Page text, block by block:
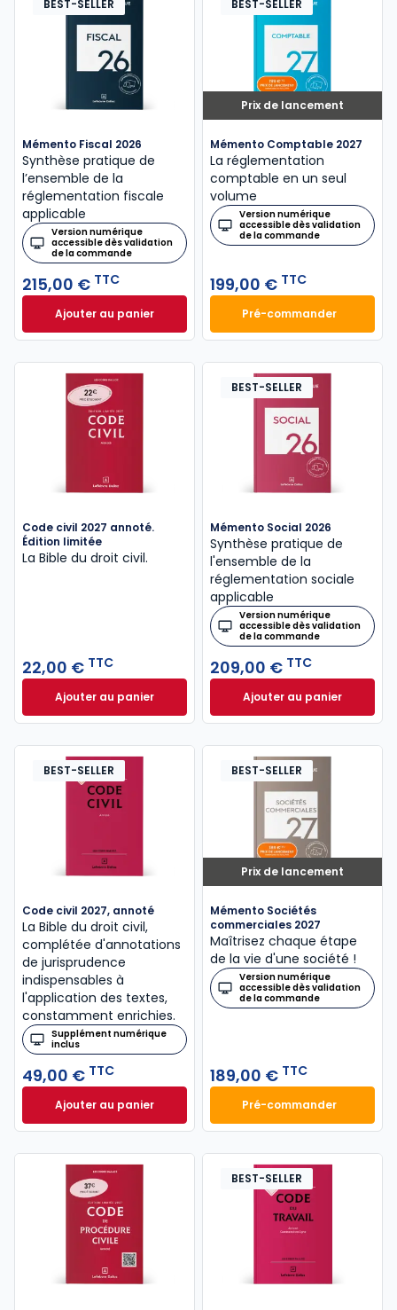
BEST-SELLER
Mémento Fiscal 2026
Synthèse pratique de
l’ensemble de la
réglementation fiscale
applicable
Version numérique
accessible dès validation
de la commande
215,00 € TTC
Ajouter au panierMémento Fiscal 2026 à 215,00 € TTC
Prix de lancement
BEST-SELLER
Mémento Comptable 2027
La réglementation
comptable en un seul
volume
Version numérique
accessible dès validation
de la commande
199,00 € TTC
Pré-commander
Mémento
Code civil 2027 annoté.
Édition limitée
La Bible du droit civil.
22,00 € TTC
Ajouter au panierCode civil 2027 annoté. Édition limitée à 22,00 € TTC
BEST-SELLER
Mémento Social 2026
Synthèse pratique de
l'ensemble de la
réglementation sociale
applicable
Version numérique
accessible dès validation
de la commande
209,00 € TTC
Ajouter au panier
Mémento Social
BEST-SELLER
Code civil 2027, annoté
La Bible du droit civil,
complétée d'annotations
de jurisprudence
indispensables à
l'application des textes,
constamment enrichies.
Supplément numérique
inclus
49,00 € TTC
Ajouter au panierCode civil 2027, annoté à 49,00 € TTC
Prix de lancement
BEST-SELLER
Mémento Sociétés
commerciales 2027
Maîtrisez chaque étape
de la vie d'une société !
Version numérique
accessible dès validation
de la commande
189,00 € TTC
Pré-commander
Mémento
BEST-SELLER